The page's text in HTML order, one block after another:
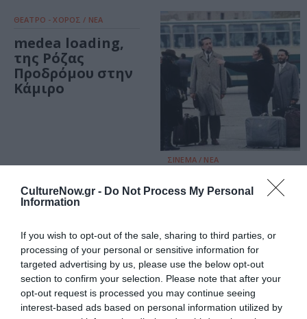
CultureNow.gr - Do Not Process My Personal
Information
If you wish to opt-out of the sale, sharing to third parties, or
processing of your personal or sensitive information for
targeted advertising by us, please use the below opt-out
section to confirm your selection. Please note that after your
opt-out request is processed you may continue seeing
interest-based ads based on personal information utilized by
ΘΕΑΤΡΟ - ΧΟΡΟΣ / ΝΕΑ
medea loading,
της Ρόζας
Προδρόμου στην
Κάμιρο
ΣΙΝΕΜΑ / ΝΕΑ
Σταύρος
Τσιώλης: Το
τόσο κοντινή
παρουσία» στην
Ταινιοθήκη της
Ελλάδος
ΘΕΑΤΡΟ - ΧΟΡΟΣ / ΝΕΑ ΘΕΑΤΡΟ - ΧΟΡΟΣ / ΝΕΑ